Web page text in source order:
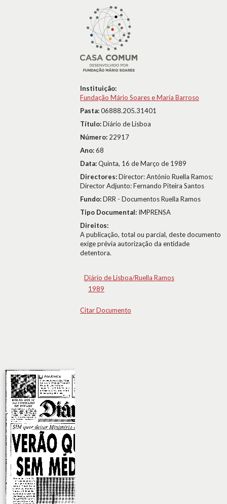
Instituição:
Fundação Mário Soares e Maria Barroso
Pasta:06888.205.31401
Título:Diário de Lisboa
Número: 22917
Ano:68
Data:Quinta, 16 de Março de 1989
Directores:Director: António Ruella Ramos;
Director Adjunto: Fernando Piteira Santos
Fundo:DRR - Documentos Ruella Ramos
Tipo Documental: IMPRENSA
Direitos:
A publicação, total ou parcial, deste documento
exige prévia autorização da entidade
detentora.
Diário de Lisboa/Ruella Ramos
1989
Citar Documento